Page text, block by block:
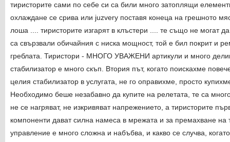
тиристорите сами по себе си са били много затоплящи
охлаждане се срива или juzvery поставя конеца на грешното
лоша .... тиристорите изгарят в клъстери .... те също не могат
са свързвали обичайния с ниска мощност, той е бил покрит и
греблата. Тиристори - МНОГО УВАЖЕНИ артикули и много
стабилизатор е много скъп. Втория път, когато поискахме
целия стабилизатор в услугата, не го оправихме, просто
Необходимо беше незабавно да купите на релетата, те са
не се нагряват, не изкривяват напрежението, а тиристорите
компоненти дават силна намеса в мрежата и за премахване на
управление е много сложна и набъбва, и какво се случва,